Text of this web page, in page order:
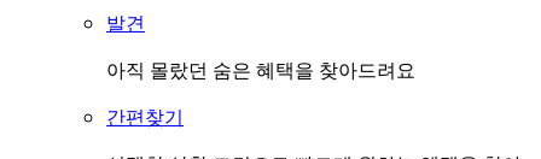
발견
아직 몰랐던 숨은 혜택을 찾아드려요
간편찾기